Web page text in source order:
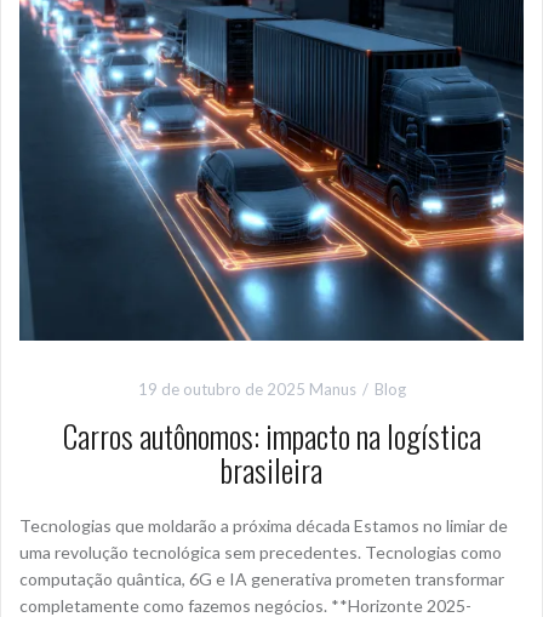
19 de outubro de 2025 Manus Blog
Carros autônomos: impacto na logística
brasileira
Tecnologias que moldarão a próxima década Estamos no limiar de
uma revolução tecnológica sem precedentes. Tecnologias como
computação quântica, 6G e IA generativa prometen transformar
completamente como fazemos negócios. **Horizonte 2025-